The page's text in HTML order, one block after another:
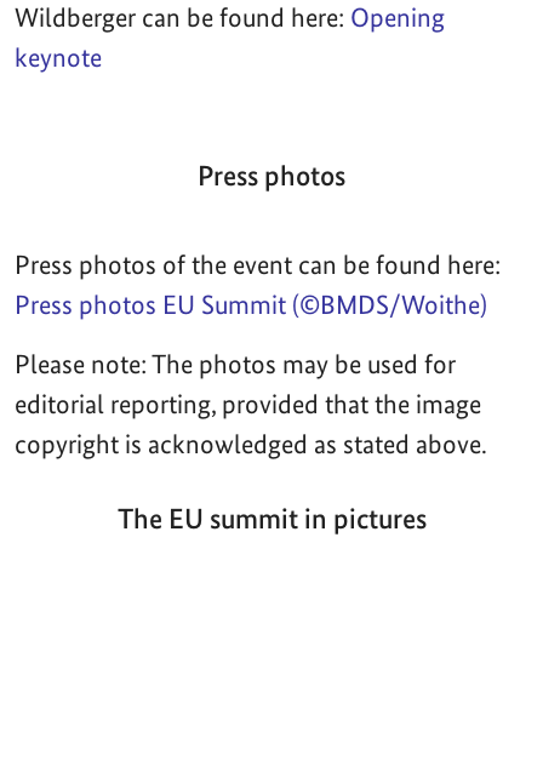
Wildberger can be found here: Opening
keynote
Press photos
Press photos of the event can be found here:
Press photos EU Summit (©BMDS/Woithe)
Please note: The photos may be used for
editorial reporting, provided that the image
copyright is acknowledged as stated above.
The EU summit in pictures